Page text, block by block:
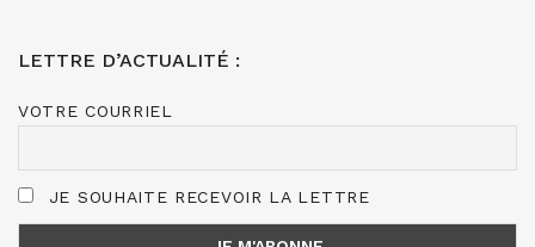
LETTRE D’ACTUALITÉ :
VOTRE COURRIEL
JE SOUHAITE RECEVOIR LA LETTRE